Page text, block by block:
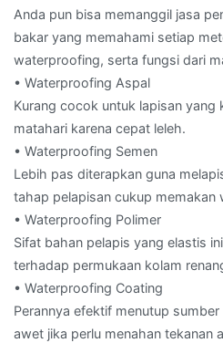
Anda pun bisa memanggil jasa
bakar yang memahami setiap
waterproofing, serta fungsi dari
• Waterproofing Aspal
Kurang cocok untuk lapisan yang
matahari karena cepat leleh.
• Waterproofing Semen
Lebih pas diterapkan guna
tahap pelapisan cukup memakan
• Waterproofing Polimer
Sifat bahan pelapis yang elastis
terhadap permukaan kolam
• Waterproofing Coating
Perannya efektif menutup
awet jika perlu menahan tekanan